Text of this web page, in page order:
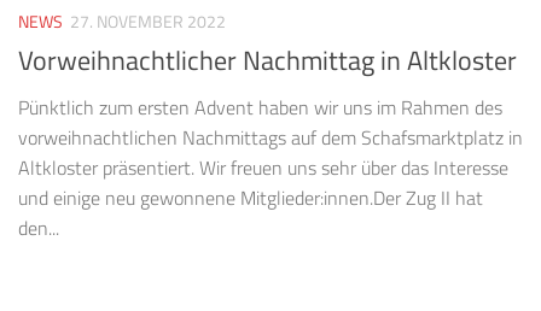
NEWS 27. NOVEMBER 2022
Vorweihnachtlicher Nachmittag in Altkloster
Pünktlich zum ersten Advent haben wir uns im Rahmen des
vorweihnachtlichen Nachmittags auf dem Schafsmarktplatz in
Altkloster präsentiert. Wir freuen uns sehr über das Interesse
und einige neu gewonnene Mitglieder:innen.Der Zug II hat
den...